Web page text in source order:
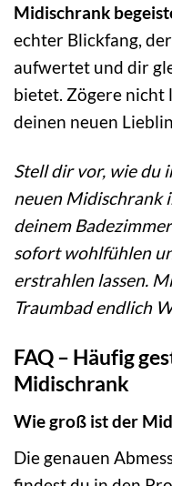
Midischrank
echter Blickfang,
aufwertet und dir
bietet. Zögere nicht
deinen neuen
Stell dir vor, wie du
neuen Midischrank
deinem
sofort wohlfühlen
erstrahlen lassen.
Traumbad endlich
FAQ – Häufig
Midischrank
Wie groß ist der
Die genauen